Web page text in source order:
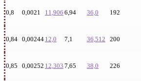
0,8 0,0021 11,906 6,94 36,0 192
0,84 0,00244 12,0 7,1 36,512 200
0,85 0,00252 12,303 7,65 38,0 226